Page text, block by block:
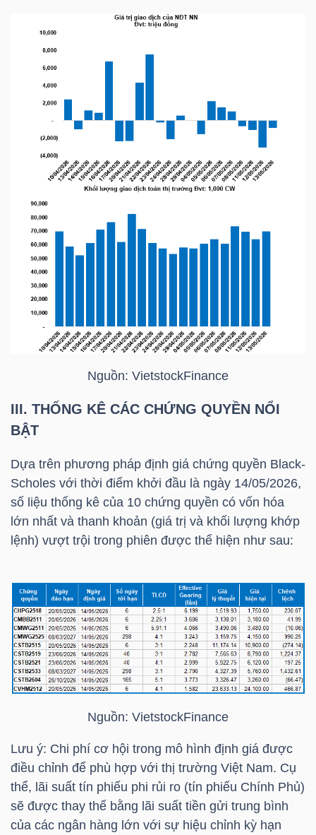
Nguồn: VietstockFinance
III. THỐNG KÊ CÁC CHỨNG QUYỀN NỔI
BẬT
Dựa trên phương pháp định giá chứng quyền Black-
Scholes với thời điểm khởi đầu là ngày 14/05/2026,
số liệu thống kê của 10 chứng quyền có vốn hóa
lớn nhất và thanh khoản (giá trị và khối lượng khớp
lệnh) vượt trội trong phiên được thể hiện như sau:
Nguồn: VietstockFinance
Lưu ý: Chi phí cơ hội trong mô hình định giá được
điều chỉnh để phù hợp với thị trường Việt Nam. Cụ
thể, lãi suất tín phiếu phi rủi ro (tín phiếu Chính Phủ)
sẽ được thay thế bằng lãi suất tiền gửi trung bình
của các ngân hàng lớn với sự hiệu chỉnh kỳ hạn
ĐẦU
TƯ
TRUY
XUẤT
Ngành
VS-
NĂNG
NGUYÊN
VẬT
CÔNG
NGHIỆP
TIÊU
DÙNG
KHÔNG
THIẾT